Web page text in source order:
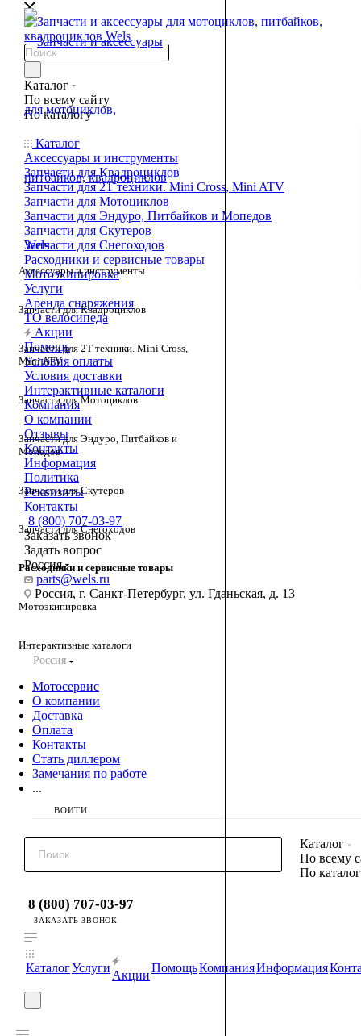
Каталог
По всему сайту
По каталогу
Каталог
Аксессуары и инструменты
Запчасти для Квадроциклов
Запчасти для 2T техники. Mini Cross, Mini ATV
Запчасти для Мотоциклов
Запчасти для Эндуро, Питбайков и Мопедов
Запчасти для Скутеров
Запчасти для Снегоходов
Расходники и сервисные товары
Мотоэкипировка
Услуги
Аренда снаряжения
ТО велосипеда
Акции
Помощь
Условия оплаты
Условия доставки
Интерактивные каталоги
Компания
О компании
Отзывы
Контакты
Информация
Политика
Реквизиты
Контакты
8 (800) 707-03-97
Заказать звонок
Задать вопрос
Россия
parts@wels.ru
Россия, г. Санкт-Петербург, ул. Гданьская, д. 13
Россия
Мотосервис
О компании
Доставка
Оплата
Контакты
Стать диллером
Замечания по работе
...
ВОЙТИ
Каталог
По всему
По
8 (800) 707-03-97
ЗАКАЗАТЬ ЗВОНОК
Аксессуары и инструменты
Запчасти для Квадроциклов
Запчасти для 2T техники. Mini Cross,
Mini ATV
Запчасти для Мотоциклов
Запчасти для Эндуро, Питбайков и
Мопедов
Запчасти для Скутеров
Запчасти для Снегоходов
Расходники и сервисные товары
Мотоэкипировка
Интерактивные каталоги
КаталогУслуги
Акции
ПомощьКомпанияИнформация